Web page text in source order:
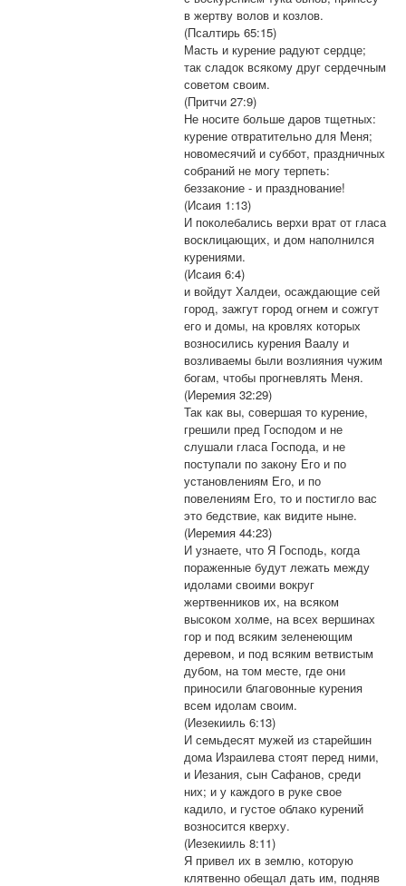
в жертву волов и козлов.
(Псалтирь 65:15)
Масть и курение радуют сердце;
так сладок всякому друг сердечным
советом своим.
(Притчи 27:9)
Не носите больше даров тщетных:
курение отвратительно для Меня;
новомесячий и суббот, праздничных
собраний не могу терпеть:
беззаконие - и празднование!
(Исаия 1:13)
И поколебались верхи врат от гласа
восклицающих, и дом наполнился
курениями.
(Исаия 6:4)
и войдут Халдеи, осаждающие сей
город, зажгут город огнем и сожгут
его и домы, на кровлях которых
возносились курения Ваалу и
возливаемы были возлияния чужим
богам, чтобы прогневлять Меня.
(Иеремия 32:29)
Так как вы, совершая то курение,
грешили пред Господом и не
слушали гласа Господа, и не
поступали по закону Его и по
установлениям Его, и по
повелениям Его, то и постигло вас
это бедствие, как видите ныне.
(Иеремия 44:23)
И узнаете, что Я Господь, когда
пораженные будут лежать между
идолами своими вокруг
жертвенников их, на всяком
высоком холме, на всех вершинах
гор и под всяким зеленеющим
деревом, и под всяким ветвистым
дубом, на том месте, где они
приносили благовонные курения
всем идолам своим.
(Иезекииль 6:13)
И семьдесят мужей из старейшин
дома Израилева стоят перед ними,
и Иезания, сын Сафанов, среди
них; и у каждого в руке свое
кадило, и густое облако курений
возносится кверху.
(Иезекииль 8:11)
Я привел их в землю, которую
клятвенно обещал дать им, подняв